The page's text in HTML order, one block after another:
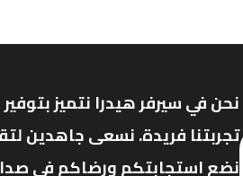
نحن في سيرفر هيدرا نتميز
تجربتنا فريدة. نسعى جاهدين
نضع استجابتكم ورضاكم في